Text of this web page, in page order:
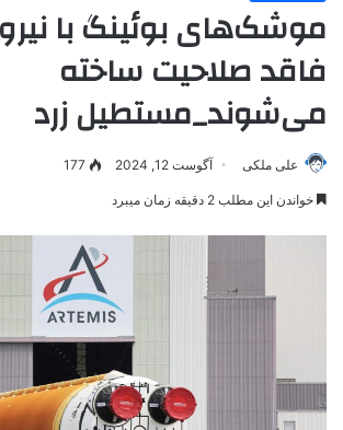
موشک‌های بوئینگ با
فاقد صلاحیت ساخته
می‌شوند_مستطیل زرد
علی ملکی آگوست 12, 2024 177
خواندن این مطلب 2 دقیقه زمان میبرد